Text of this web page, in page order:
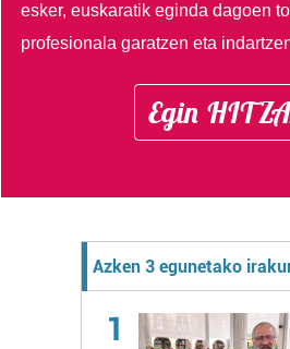
esker, euskaratik eginda dagoen
profesionala garatzen eta
Egin
Azken 3 egunetako
1